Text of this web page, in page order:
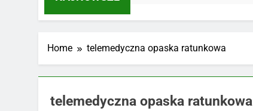
Home telemedyczna opaska ratunkowa
telemedyczna opaska ratunkowa